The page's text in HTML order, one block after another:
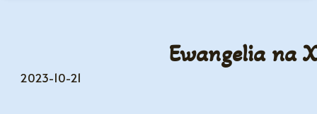
Ewangelia na
2023-10-21